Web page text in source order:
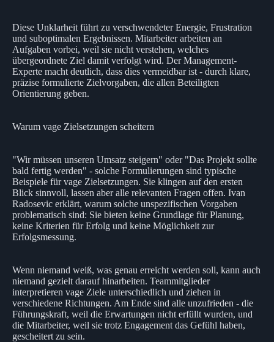
Diese Unklarheit führt zu verschwendeter Energie, Frustration
und suboptimalen Ergebnissen. Mitarbeiter arbeiten an
Aufgaben vorbei, weil sie nicht verstehen, welches
übergeordnete Ziel damit verfolgt wird. Der Management-
Experte macht deutlich, dass dies vermeidbar ist - durch klare,
präzise formulierte Zielvorgaben, die allen Beteiligten
Orientierung geben.
Warum vage Zielsetzungen scheitern
"Wir müssen unseren Umsatz steigern" oder "Das Projekt sollte
bald fertig werden" - solche Formulierungen sind typische
Beispiele für vage Zielsetzungen. Sie klingen auf den ersten
Blick sinnvoll, lassen aber alle relevanten Fragen offen. Ivan
Radosevic erklärt, warum solche unspezifischen Vorgaben
problematisch sind: Sie bieten keine Grundlage für Planung,
keine Kriterien für Erfolg und keine Möglichkeit zur
Erfolgsmessung.
Wenn niemand weiß, was genau erreicht werden soll, kann auch
niemand gezielt darauf hinarbeiten. Teammitglieder
interpretieren vage Ziele unterschiedlich und ziehen in
verschiedene Richtungen. Am Ende sind alle unzufrieden - die
Führungskraft, weil die Erwartungen nicht erfüllt wurden, und
die Mitarbeiter, weil sie trotz Engagement das Gefühl haben,
gescheitert zu sein.